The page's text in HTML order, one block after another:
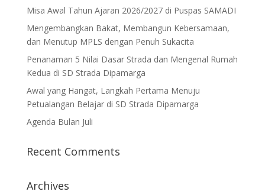
Misa Awal Tahun Ajaran 2026/2027 di Puspas SAMADI
Mengembangkan Bakat, Membangun Kebersamaan,
dan Menutup MPLS dengan Penuh Sukacita
Penanaman 5 Nilai Dasar Strada dan Mengenal Rumah
Kedua di SD Strada Dipamarga
Awal yang Hangat, Langkah Pertama Menuju
Petualangan Belajar di SD Strada Dipamarga
Agenda Bulan Juli
Recent Comments
Archives